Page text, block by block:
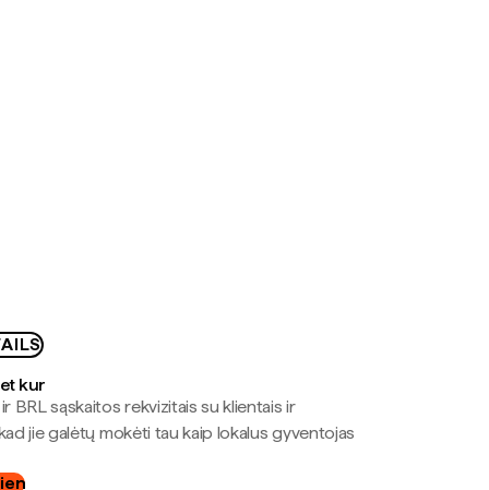
kur
ir BRL sąskaitos rekvizitais su klientais ir
jie galėtų mokėti tau kaip lokalus gyventojas